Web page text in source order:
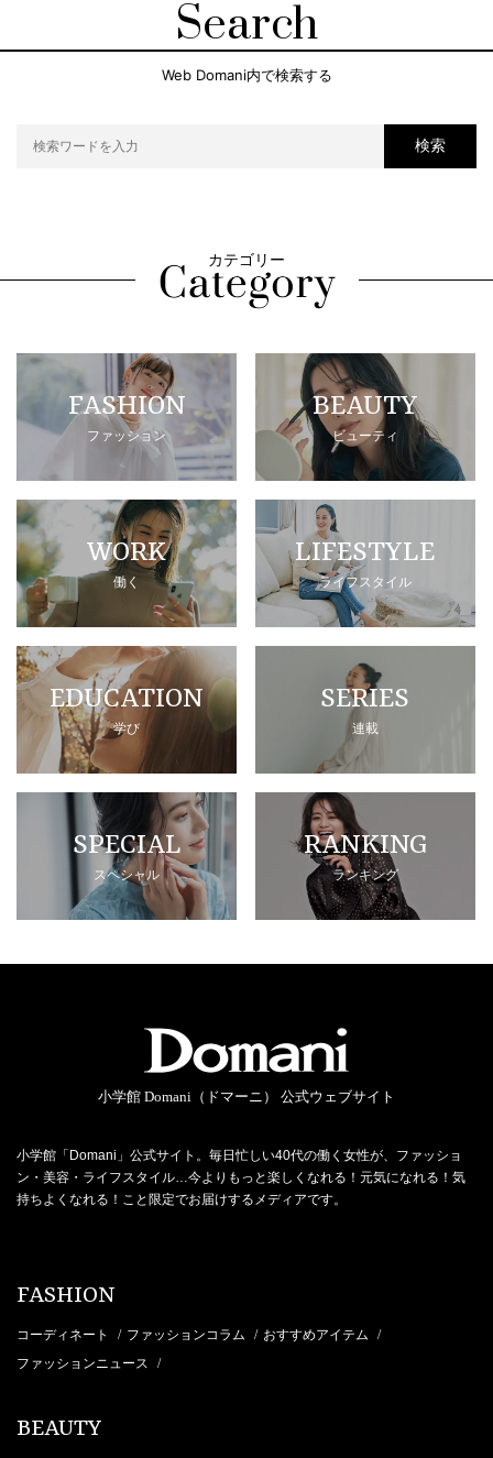
Search
Web Domani内で検索する
検索
カテゴリー
FASHION
ファッション
BEAUTY
ビューティ
WORK
働く
LIFESTYLE
ライフスタイル
EDUCATION
学び
SERIES
連載
SPECIAL
スペシャル
RANKING
ランキング
小学館 Domani（ドマーニ） 公式ウェブサイト
小学館「Domani」公式サイト。毎日忙しい40代の働く女性が、ファッショ
ン・美容・ライフスタイル…今よりもっと楽しくなれる！元気になれる！気
持ちよくなれる！こと限定でお届けするメディアです。
FASHION
コーディネート / ファッションコラム / おすすめアイテム /
ファッションニュース /
BEAUTY